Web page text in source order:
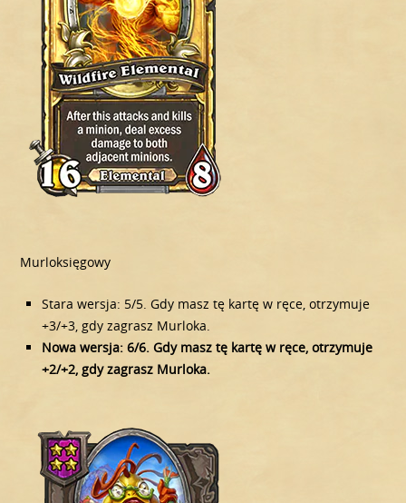
Murloksięgowy
Stara wersja: 5/5. Gdy masz tę kartę w ręce, otrzymuje
+3/+3, gdy zagrasz Murloka.
Nowa wersja: 6/6. Gdy masz tę kartę w ręce, otrzymuje
+2/+2, gdy zagrasz Murloka.